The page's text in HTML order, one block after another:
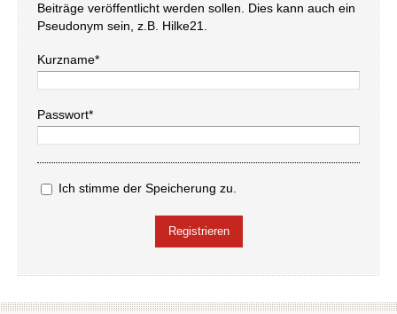
Beiträge veröffentlicht werden sollen. Dies kann auch ein
Pseudonym sein, z.B. Hilke21.
Kurzname*
Passwort*
Ich stimme der Speicherung zu.